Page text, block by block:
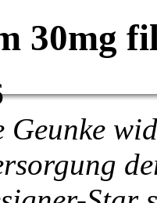
30mg
Geunke